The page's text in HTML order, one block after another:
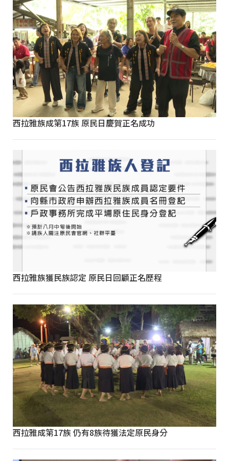
西拉雅族成第17族 原民日慶賀正名成功
西拉雅族獲民族認定 原民日回顧正名歷程
西拉雅成第17族 仍有8族待獲法定原民身分